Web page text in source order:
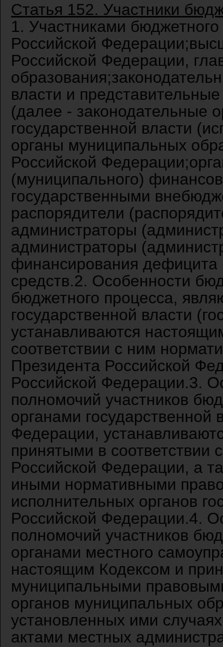
Статья 152. Участники
1. Участниками
Российской
Российской Федерации,
власти и
(далее - законодательные
государственной власти
органы муниципальных
Российской
(муниципального)
государственными
распорядители
администраторы
администраторы
финансирования
средств.2. Особенности
бюджетного процесса,
государственной власти
устанавливаются
соответствии с ним
Президента Российской
Российской Федерации.3.
полномочий участников
органами государственной
Федерации,
принятыми в соответствии
Российской Федерации, а
иными нормативными
исполнительных органов
Российской Федерации.4.
полномочий участников
органами местного
настоящим Кодексом и
муниципальными
органов муниципальных
установленных ими
актами местных